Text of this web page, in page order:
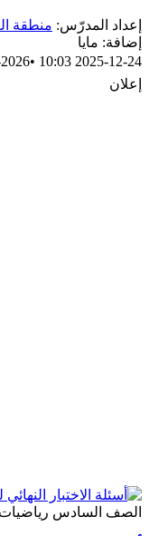
إعداد المدرّس: منطقة
إضافة: مايا
2025-12-24 10:03
•
إعلان
الصف السادس رياضيات